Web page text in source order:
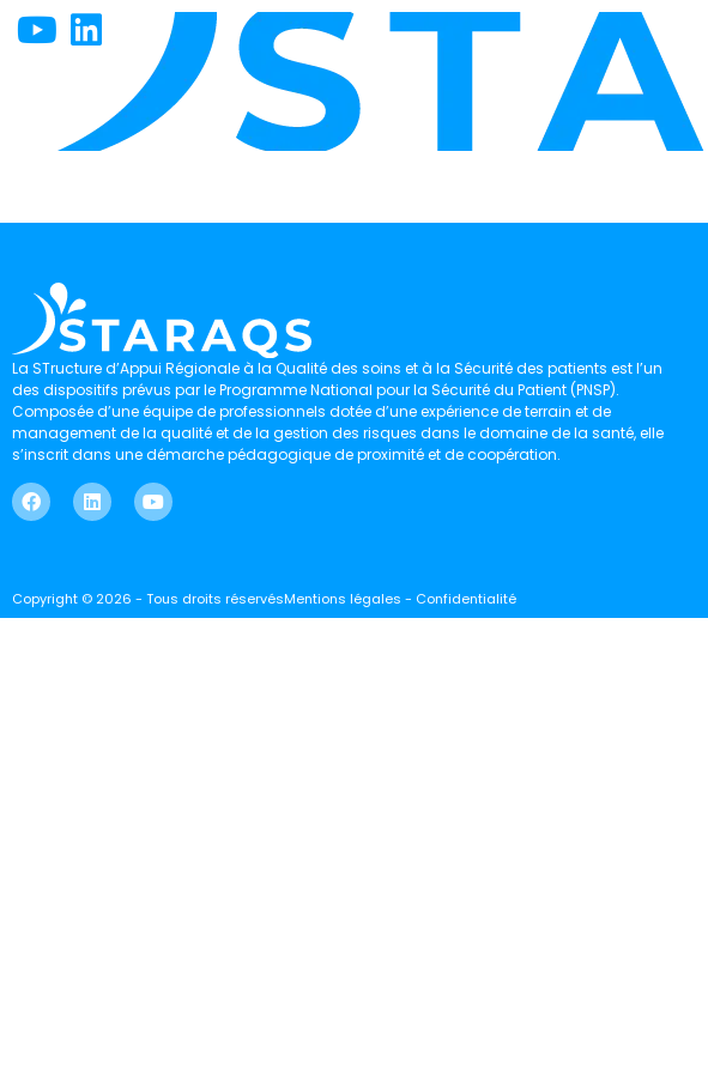
La STructure d’Appui Régionale à la Qualité des soins et à la Sécurité des patients est l’un
des dispositifs prévus par le Programme National pour la Sécurité du Patient (PNSP).
Composée d’une équipe de professionnels dotée d’une expérience de terrain et de
management de la qualité et de la gestion des risques dans le domaine de la santé, elle
s’inscrit dans une démarche pédagogique de proximité et de coopération.
Copyright © 2026 - Tous droits réservésMentions légales - Confidentialité